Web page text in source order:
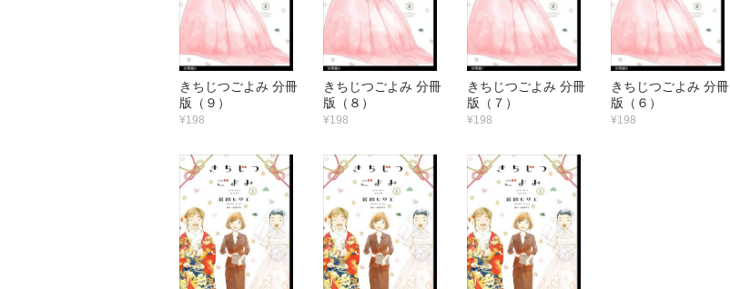
きちじつごよみ 分冊
版（９）
¥198
きちじつごよみ 分冊
版（８）
¥198
きちじつごよみ 分冊
版（７）
¥198
きちじつごよみ 分冊
版（６）
¥198